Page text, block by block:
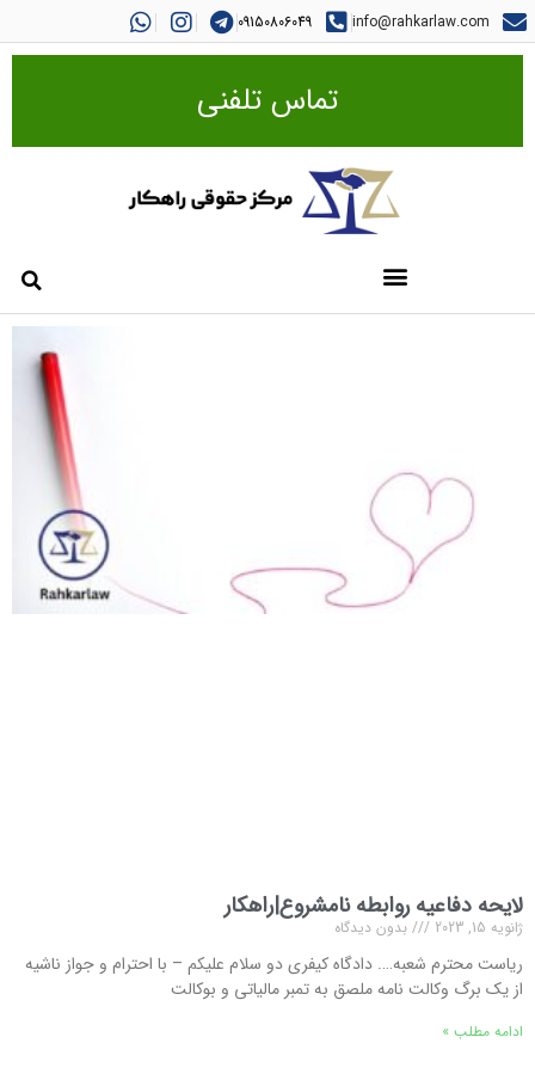
info@rahkarlaw.com
09150806049
تماس تلفنی
لایحه دفاعیه روابطه نامشروع|راهکار
ژانویه 15, 2023 بدون دیدگاه
ریاست محترم شعبه…. دادگاه کیفری دو سلام علیکم – با احترام و جواز ناشیه
از یک برگ وکالت نامه ملصق به تمبر مالیاتی و بوکالت
ادامه مطلب »